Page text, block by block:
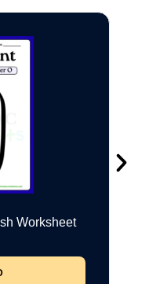
Worksheet